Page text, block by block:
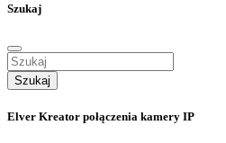
Szukaj
Szukaj
Elver Kreator połączenia kamery IP